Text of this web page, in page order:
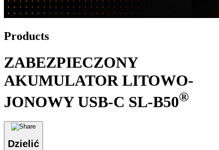
Products
ZABEZPIECZONY
AKUMULATOR LITOWO-
JONOWY USB-C SL-B50®
Dzielić